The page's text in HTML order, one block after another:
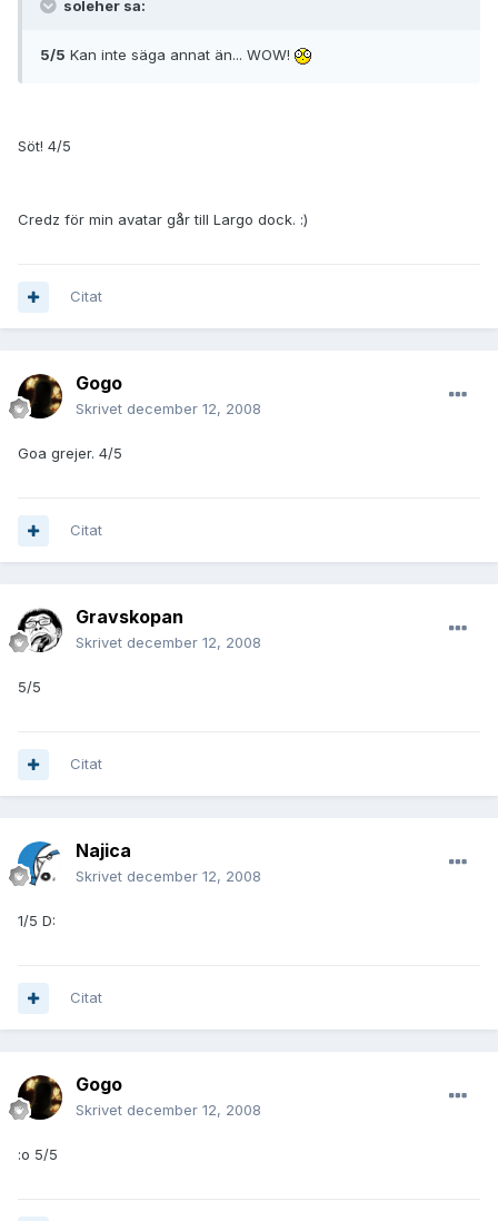
soleher sa:
5/5 Kan inte säga annat än... WOW!
Söt! 4/5
Credz för min avatar går till Largo dock. :)
Citat
Gogo
Skrivet december 12, 2008
Goa grejer. 4/5
Citat
Gravskopan
Skrivet december 12, 2008
5/5
Citat
Najica
Skrivet december 12, 2008
1/5 D:
Citat
Gogo
Skrivet december 12, 2008
:o 5/5